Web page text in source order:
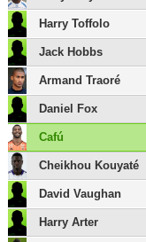
Harry Toffolo
Jack Hobbs
Armand Traoré
Daniel Fox
Cafú
Cheikhou Kouyaté
David Vaughan
Harry Arter